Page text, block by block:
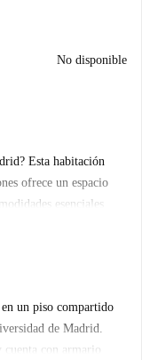
No disponible
Esta habitación
ofrece un espacio
esenciales
para que disfrutes de la
alojamiento se
como la Taberna
un piso compartido
de Madrid.
cuenta con armario